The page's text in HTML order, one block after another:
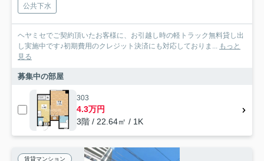
公共下水
ヘヤミセでご契約頂いたお客様に、お引越し時の軽トラック無料貸し出
し実施中です♪初期費用のクレジット決済にも対応しておりま...
もっと
見る
募集中の部屋
303
4.3万円
3階 / 22.64㎡ / 1K
賃貸マンション